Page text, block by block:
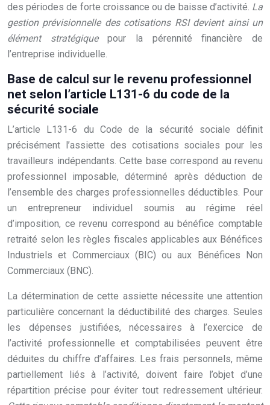
des périodes de forte croissance ou de baisse d’activité. La
gestion prévisionnelle des cotisations RSI devient ainsi un
élément stratégiquepour la pérennité financière de
l’entreprise individuelle.
Base de calcul sur le revenu professionnel
net selon l’article L131-6 du code de la
sécurité sociale
L’article L131-6 du Code de la sécurité sociale définit
précisément l’assiette des cotisations sociales pour les
travailleurs indépendants. Cette base correspond au revenu
professionnel imposable, déterminé après déduction de
l’ensemble des charges professionnelles déductibles. Pour
un entrepreneur individuel soumis au régime réel
d’imposition, ce revenu correspond au bénéfice comptable
retraité selon les règles fiscales applicables aux Bénéfices
Industriels et Commerciaux (BIC) ou aux Bénéfices Non
Commerciaux (BNC).
La détermination de cette assiette nécessite une attention
particulière concernant la déductibilité des charges. Seules
les dépenses justifiées, nécessaires à l’exercice de
l’activité professionnelle et comptabilisées peuvent être
déduites du chiffre d’affaires. Les frais personnels, même
partiellement liés à l’activité, doivent faire l’objet d’une
répartition précise pour éviter tout redressement ultérieur.